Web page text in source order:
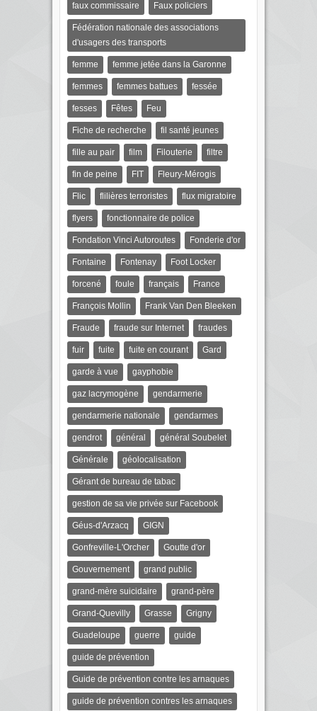
faux commissaire Faux policiers
Fédération nationale des associations
d'usagers des transports
femme femme jetée dans la Garonne
femmes femmes battues fessée
fesses Fêtes Feu
Fiche de recherche fil santé jeunes
fille au pair film Filouterie filtre
fin de peine FIT Fleury-Mérogis
Flic flilières terroristes flux migratoire
flyers fonctionnaire de police
Fondation Vinci Autoroutes Fonderie d'or
Fontaine Fontenay Foot Locker
forcené foule français France
François Mollin Frank Van Den Bleeken
Fraude fraude sur Internet fraudes
fuir fuite fuite en courant Gard
garde à vue gayphobie
gaz lacrymogène gendarmerie
gendarmerie nationale gendarmes
gendrot général général Soubelet
Générale géolocalisation
Gérant de bureau de tabac
gestion de sa vie privée sur Facebook
Géus-d'Arzacq GIGN
Gonfreville-L'Orcher Goutte d'or
Gouvernement grand public
grand-mère suicidaire grand-père
Grand-Quevilly Grasse Grigny
Guadeloupe guerre guide
guide de prévention
Guide de prévention contre les arnaques
guide de prévention contres les arnaques